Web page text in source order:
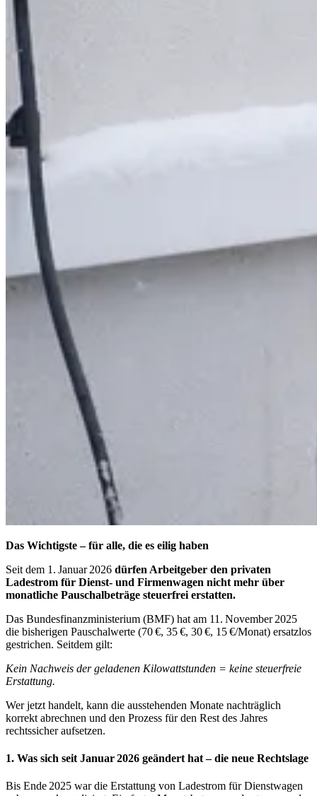
Das Wichtigste – für alle, die es eilig haben
Seit dem 1. Januar 2026 dürfen Arbeitgeber den privaten
Ladestrom für Dienst- und Firmenwagen nicht mehr über
monatliche Pauschalbeträge steuerfrei erstatten.
Das Bundesfinanzministerium (BMF) hat am 11. November 2025
die bisherigen Pauschalwerte (70 €, 35 €, 30 €, 15 €/Monat) ersatzlos
gestrichen. Seitdem gilt:
Kein Nachweis der geladenen Kilowattstunden = keine steuerfreie
Erstattung.
Wer jetzt handelt, kann die ausstehenden Monate nachträglich
korrekt abrechnen und den Prozess für den Rest des Jahres
rechtssicher aufsetzen.
1. Was sich seit Januar 2026 geändert hat – die neue Rechtslage
Bis Ende 2025 war die Erstattung von Ladestrom für Dienstwagen